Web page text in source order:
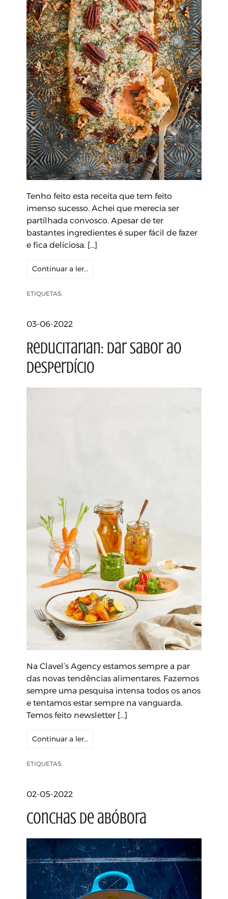
Tenho feito esta receita que tem feito
imenso sucesso. Achei que merecia ser
partilhada convosco. Apesar de ter
bastantes ingredientes é super fácil de fazer
e fica deliciosa. […]
Continuar a ler…
ETIQUETAS:
03-06-2022
Reducitarian: Dar sabor ao
desperdício
Na Clavel’s Agency estamos sempre a par
das novas tendências alimentares. Fazemos
sempre uma pesquisa intensa todos os anos
e tentamos estar sempre na vanguarda.
Temos feito newsletter […]
Continuar a ler…
ETIQUETAS:
02-05-2022
Conchas de abóbora